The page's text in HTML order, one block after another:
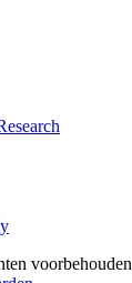
voorbehouden